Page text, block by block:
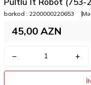
barkod : 2200000220653
45,00 AZN